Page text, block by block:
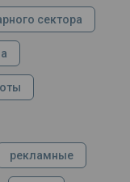
сектора
рекламные